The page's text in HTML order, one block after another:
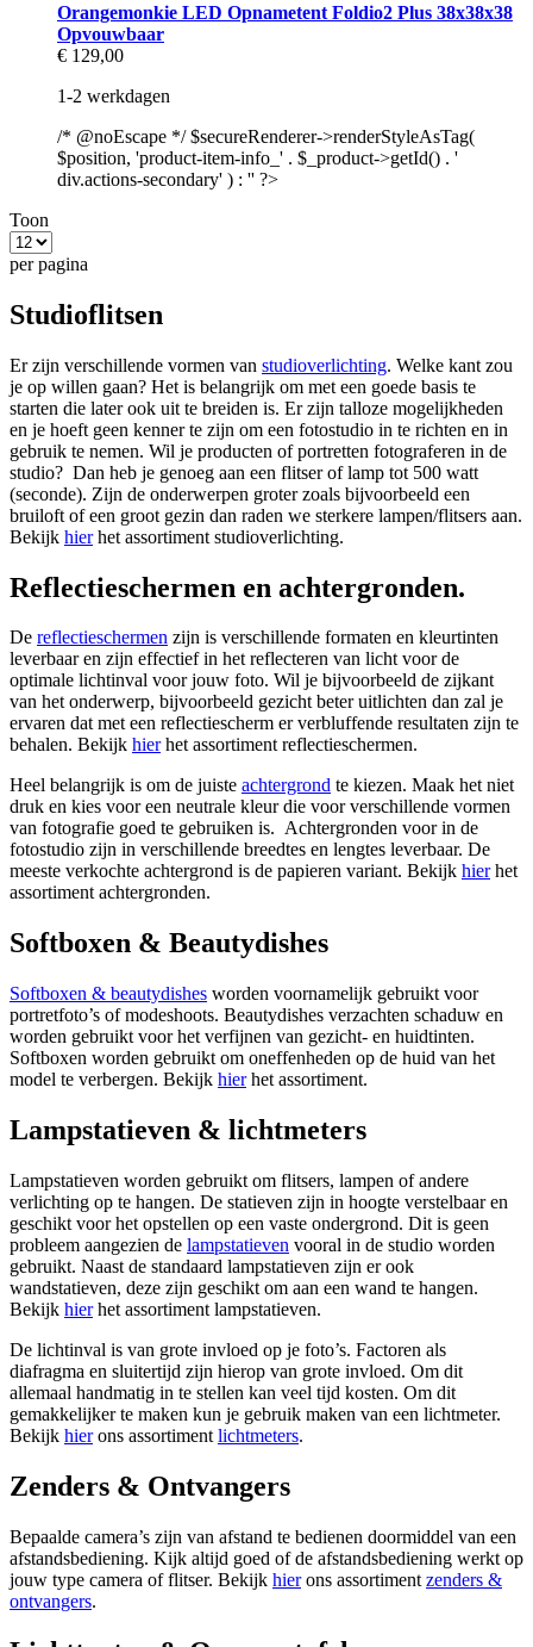
Orangemonkie LED Opnametent Foldio2 Plus 38x38x38
Opvouwbaar
€ 129,00
1-2 werkdagen
/* @noEscape */ $secureRenderer->renderStyleAsTag(
$position, 'product-item-info_' . $_product->getId() . '
div.actions-secondary' ) : '' ?>
Toon
per pagina
Studioflitsen
Er zijn verschillende vormen van studioverlichting. Welke kant zou
je op willen gaan? Het is belangrijk om met een goede basis te
starten die later ook uit te breiden is. Er zijn talloze mogelijkheden
en je hoeft geen kenner te zijn om een fotostudio in te richten en in
gebruik te nemen. Wil je producten of portretten fotograferen in de
studio? Dan heb je genoeg aan een flitser of lamp tot 500 watt
(seconde). Zijn de onderwerpen groter zoals bijvoorbeeld een
bruiloft of een groot gezin dan raden we sterkere lampen/flitsers aan.
Bekijk hierhet assortiment studioverlichting.
Reflectieschermen en achtergronden.
De reflectieschermen zijn is verschillende formaten en kleurtinten
leverbaar en zijn effectief in het reflecteren van licht voor de
optimale lichtinval voor jouw foto. Wil je bijvoorbeeld de zijkant
van het onderwerp, bijvoorbeeld gezicht beter uitlichten dan zal je
ervaren dat met een reflectiescherm er verbluffende resultaten zijn te
behalen. Bekijk hierhet assortiment reflectieschermen.
Heel belangrijk is om de juiste achtergrond te kiezen. Maak het niet
druk en kies voor een neutrale kleur die voor verschillende vormen
van fotografie goed te gebruiken is. Achtergronden voor in de
fotostudio zijn in verschillende breedtes en lengtes leverbaar. De
meeste verkochte achtergrond is de papieren variant. Bekijk hierhet
assortiment achtergronden.
Softboxen & Beautydishes
Softboxen & beautydishes worden voornamelijk gebruikt voor
portretfoto’s of modeshoots. Beautydishes verzachten schaduw en
worden gebruikt voor het verfijnen van gezicht- en huidtinten.
Softboxen worden gebruikt om oneffenheden op de huid van het
model te verbergen. Bekijk hierhet assortiment.
Lampstatieven & lichtmeters
Lampstatieven worden gebruikt om flitsers, lampen of andere
verlichting op te hangen. De statieven zijn in hoogte verstelbaar en
geschikt voor het opstellen op een vaste ondergrond. Dit is geen
probleem aangezien de lampstatieven vooral in de studio worden
gebruikt. Naast de standaard lampstatieven zijn er ook
wandstatieven, deze zijn geschikt om aan een wand te hangen.
Bekijk hierhet assortiment lampstatieven.
De lichtinval is van grote invloed op je foto’s. Factoren als
diafragma en sluitertijd zijn hierop van grote invloed. Om dit
allemaal handmatig in te stellen kan veel tijd kosten. Om dit
gemakkelijker te maken kun je gebruik maken van een lichtmeter.
Bekijk hierons assortiment lichtmeters.
Zenders & Ontvangers
Bepaalde camera’s zijn van afstand te bedienen doormiddel van een
afstandsbediening. Kijk altijd goed of de afstandsbediening werkt op
jouw type camera of flitser. Bekijk hierons assortiment zenders &
ontvangers.